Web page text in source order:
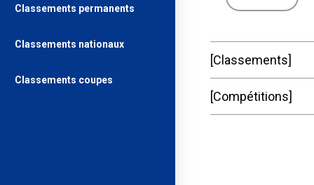
Classements
Compétitions
Classements permanents
Classements nationaux
Classements coupes